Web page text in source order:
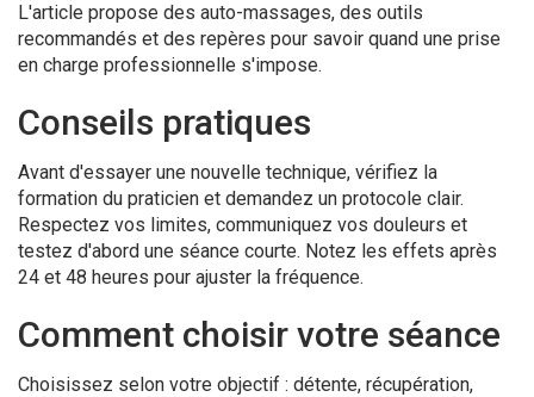
L'article propose des auto-massages, des outils
recommandés et des repères pour savoir quand une prise
en charge professionnelle s'impose.
Conseils pratiques
Avant d'essayer une nouvelle technique, vérifiez la
formation du praticien et demandez un protocole clair.
Respectez vos limites, communiquez vos douleurs et
testez d'abord une séance courte. Notez les effets après
24 et 48 heures pour ajuster la fréquence.
Comment choisir votre séance
Choisissez selon votre objectif : détente, récupération,